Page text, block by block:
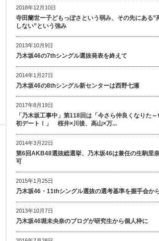
2018年12月10日
寺田蘭世ー子どもっぽさという弱み、その先にある”
しない”という強み
2013年10月9日
乃木坂46の7thシングル選抜発表を終えて
2014年1月27日
乃木坂46の8thシングル新センターは西野七瀬
2017年8月19日
「乃木坂工事中」第118回は「今さら仲良くなりた
初デート！」 桜井×川後、高山×万...
2014年3月22日
第6回AKB48選抜総選挙、乃木坂46は兼任の生駒里
可
2015年1月25日
乃木坂46・11thシングル選抜の選考基準を握手会か
2013年10月7日
乃木坂46堀未央奈のブログが研究生から個人枠に